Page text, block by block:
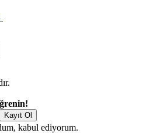
Kayıt Ol
kabul ediyorum.